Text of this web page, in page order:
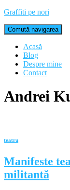
Graffiti pe nori
Comută navigarea
Acasă
Blog
Despre mine
Contact
Andrei
teatru
Manifeste
militantă